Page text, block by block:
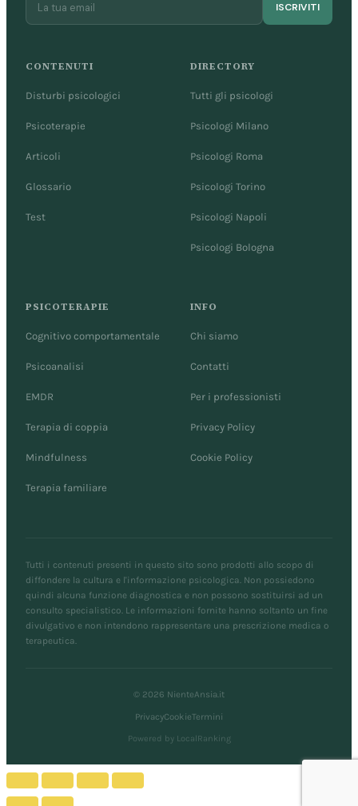
ISCRIVITI
CONTENUTI
Disturbi psicologici
Psicoterapie
Articoli
Glossario
Test
DIRECTORY
Tutti gli psicologi
Psicologi Milano
Psicologi Roma
Psicologi Torino
Psicologi Napoli
Psicologi Bologna
PSICOTERAPIE
Cognitivo comportamentale
Psicoanalisi
EMDR
Terapia di coppia
Mindfulness
Terapia familiare
INFO
Chi siamo
Contatti
Per i professionisti
Privacy Policy
Cookie Policy
Tutti i contenuti presenti in questo sito sono prodotti allo scopo di
diffondere la cultura e l'informazione psicologica. Non possiedono
quindi alcuna funzione diagnostica e non possono sostituirsi ad un
consulto specialistico. Le informazioni fornite hanno soltanto un fine
divulgativo e non intendono rappresentare una prescrizione medica o
terapeutica.
© 2026 NienteAnsia.it
PrivacyCookieTermini
Powered by LocalRanking